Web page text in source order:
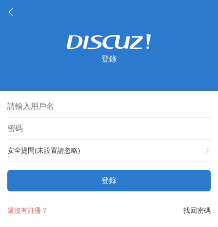
登錄
安全提問(未設置請忽略)
登錄
找回密碼
還沒有註冊？